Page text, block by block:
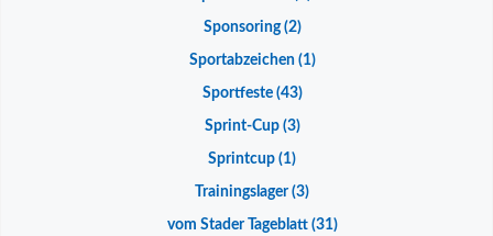
Sponsoring(2)
Sportabzeichen(1)
Sportfeste(43)
Sprint-Cup(3)
Sprintcup (1)
Trainingslager(3)
vom Stader Tageblatt(31)